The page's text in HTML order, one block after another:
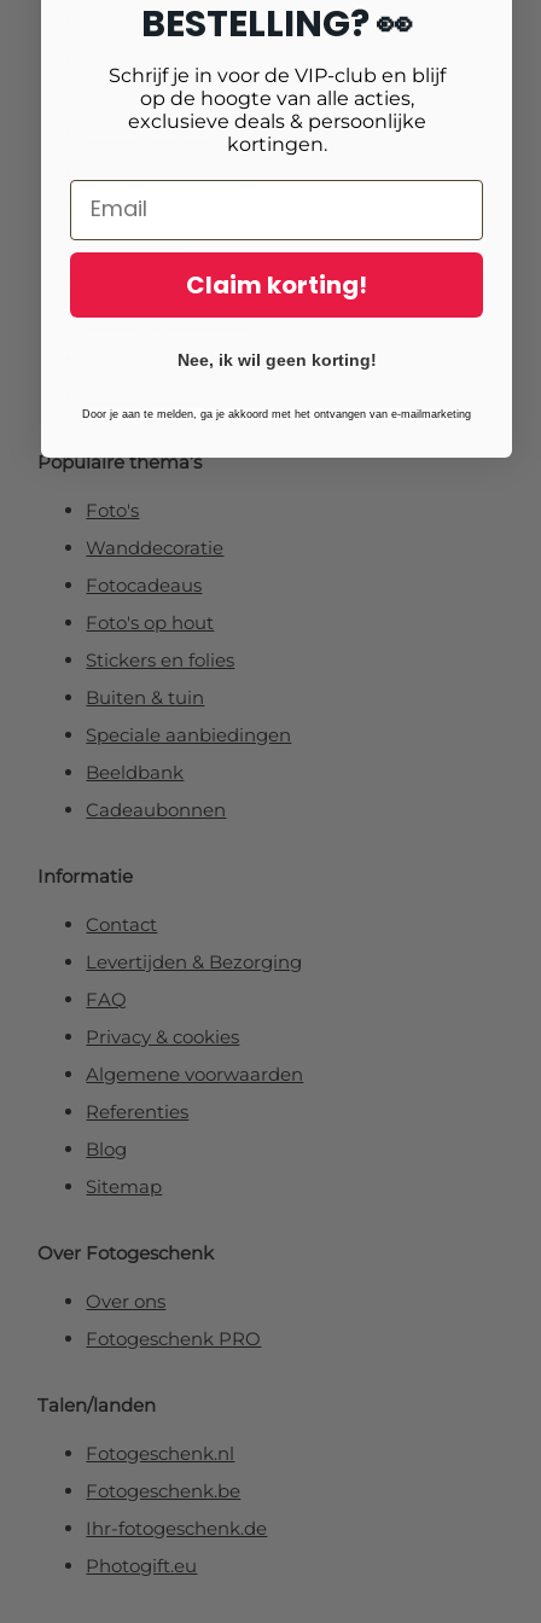
Fotovergrotingen
Foto op aluminium
Foto op canvas
Tuinposters
Fotoposter
Foto verlijmd op dibond
Foto op plexibond
Fineart prints
Populaire thema’s
Foto's
Wanddecoratie
Fotocadeaus
Foto's op hout
Stickers en folies
Buiten & tuin
Speciale aanbiedingen
Beeldbank
Cadeaubonnen
Informatie
Contact
Levertijden & Bezorging
FAQ
Privacy & cookies
Algemene voorwaarden
Referenties
Blog
Sitemap
Over Fotogeschenk
Over ons
Fotogeschenk PRO
Talen/landen
Fotogeschenk.nl
Fotogeschenk.be
Ihr-fotogeschenk.de
Photogift.eu
BESTELLING? 👀
Schrijf je in voor de VIP-club en blijf
op de hoogte van alle acties,
exclusieve deals & persoonlijke
kortingen.
Claim korting!
Nee, ik wil geen korting!
Door je aan te melden, ga je akkoord met het ontvangen van e-mailmarketing